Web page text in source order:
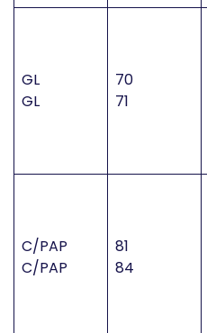
GL
GL
70
71
C/PAP
C/PAP
81
84